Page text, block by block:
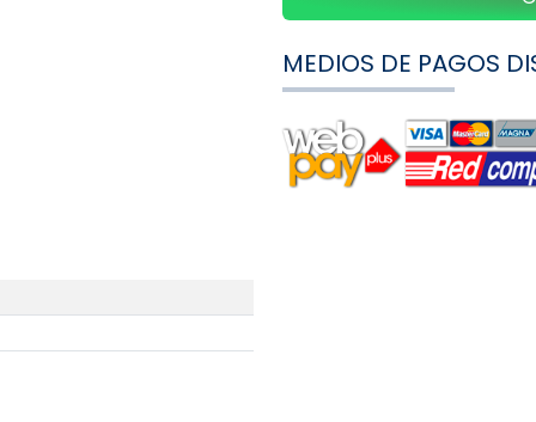
MEDIOS DE PAGOS